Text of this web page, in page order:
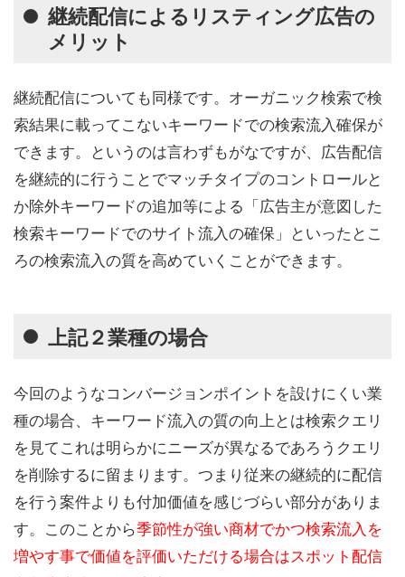
継続配信によるリスティング広告の
メリット
継続配信についても同様です。オーガニック検索で検
索結果に載ってこないキーワードでの検索流入確保が
できます。というのは言わずもがなですが、広告配信
を継続的に行うことでマッチタイプのコントロールと
か除外キーワードの追加等による「広告主が意図した
検索キーワードでのサイト流入の確保」といったとこ
ろの検索流入の質を高めていくことができます。
上記２業種の場合
今回のようなコンバージョンポイントを設けにくい業
種の場合、キーワード流入の質の向上とは検索クエリ
を見てこれは明らかにニーズが異なるであろうクエリ
を削除するに留まります。つまり従来の継続的に配信
を行う案件よりも付加価値を感じづらい部分がありま
す。このことから季節性が強い商材でかつ検索流入を
増やす事で価値を評価いただける場合はスポット配信